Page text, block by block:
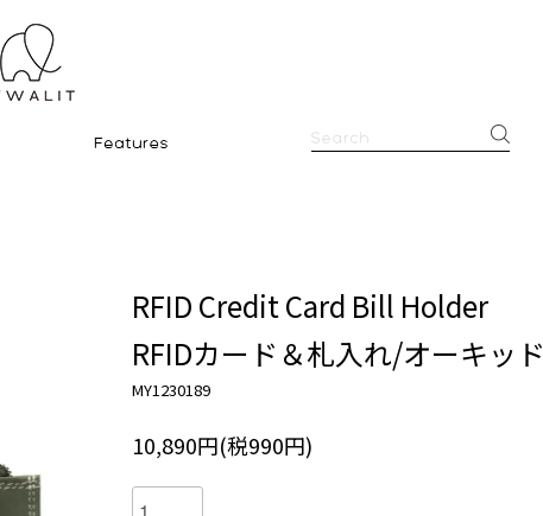
RFID Credit Card Bill Holder
RFIDカード＆札入れ/オーキッド
MY1230189
10,890円(税990円)